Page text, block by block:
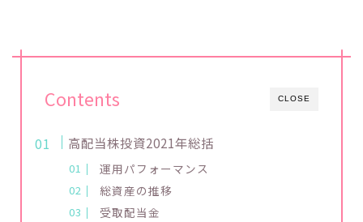
CLOSE
Contents
高配当株投資2021年総括
運用パフォーマンス
総資産の推移
受取配当金